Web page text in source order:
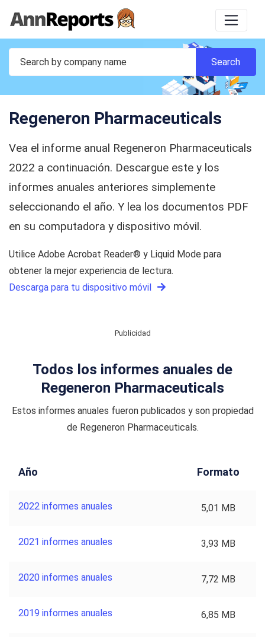
Regeneron Pharmaceuticals
Vea el informe anual Regeneron Pharmaceuticals
2022 a continuación. Descargue este y los
informes anuales anteriores simplemente
seleccionando el año. Y lea los documentos PDF
en su computadora y dispositivo móvil.
Utilice Adobe Acrobat Reader® y Liquid Mode para
obtener la mejor experiencia de lectura.
Descarga para tu dispositivo móvil
Publicidad
Todos los informes anuales de
Regeneron Pharmaceuticals
Estos informes anuales fueron publicados y son propiedad
de Regeneron Pharmaceuticals.
Año Formato
2022 informes anuales 5,01 MB
2021 informes anuales 3,93 MB
2020 informes anuales 7,72 MB
2019 informes anuales 6,85 MB